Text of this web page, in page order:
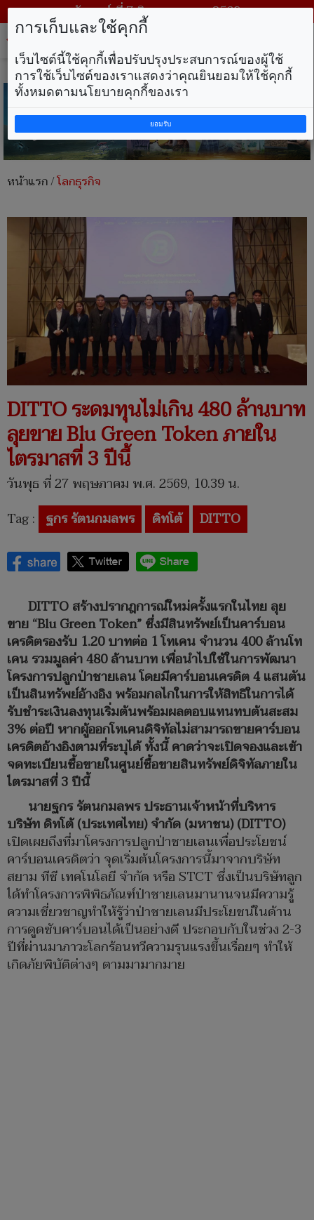
วันศุกร์ ที่ 7 สิงหาคม พ.ศ. 2569
หน้าแรก/โลกธุรกิจ
DITTO ระดมทุนไม่เกิน 480 ล้านบาท
ลุยขาย Blu Green Token ภายใน
ไตรมาสที่ 3 ปีนี้
วันพุธ ที่ 27 พฤษภาคม พ.ศ. 2569, 10.39 น.
Tag : ฐกร รัตนกมลพร ดิทโต้ DITTO
DITTO สร้างปรากฎการณ์ใหม่ครั้งแรกในไทย ลุย
ขาย “Blu Green Token” ซึ่งมีสินทรัพย์เป็นคาร์บอน
เครดิตรองรับ 1.20 บาทต่อ 1 โทเคน จำนวน 400 ล้านโท
เคน รวมมูลค่า 480 ล้านบาท เพื่อนำไปใช้ในการพัฒนา
โครงการปลูกป่าชายเลน โดยมีคาร์บอนเครดิต 4 แสนตัน
เป็นสินทรัพย์อ้างอิง พร้อมกลไกในการให้สิทธิในการได้
รับชำระเงินลงทุนเริ่มต้นพร้อมผลตอบแทนทบต้นสะสม
3% ต่อปี หากผู้ออกโทเคนดิจิทัลไม่สามารถขายคาร์บอน
เครดิตอ้างอิงตามที่ระบุได้ ทั้งนี้ คาดว่าจะเปิดจองและเข้า
จดทะเบียนซื้อขายในศูนย์ซื้อขายสินทรัพย์ดิจิทัลภายใน
ไตรมาสที่ 3 ปีนี้
นายฐกร รัตนกมลพร ประธานเจ้าหน้าที่บริหาร
บริษัท ดิทโต้ (ประเทศไทย) จำกัด (มหาชน) (DITTO)
เปิดเผยถึงที่มาโครงการปลูกป่าชายเลนเพื่อประโยชน์
คาร์บอนเครดิตว่า จุดเริ่มต้นโครงการนี้มาจากบริษัท
สยาม ทีซี เทคโนโลยี จำกัด หรือ STCT ซึ่งเป็นบริษัทลูก
ได้ทำโครงการพิพิธภัณฑ์ป่าชายเลนมานานจนมีความรู้
ความเชี่ยวชาญทำให้รู้ว่าป่าชายเลนมีประโยชน์ในด้าน
การดูดซับคาร์บอนได้เป็นอย่างดี ประกอบกับในช่วง 2-3
ปีที่ผ่านมาภาวะโลกร้อนทวีความรุนแรงขึ้นเรื่อยๆ ทำให้
เกิดภัยพิบัติต่างๆ ตามมามากมาย
การเก็บและใช้คุกกี้
เว็บไซต์นี้ใช้คุกกี้เพื่อปรับปรุงประสบการณ์ของผู้ใช้
การใช้เว็บไซต์ของเราแสดงว่าคุณยินยอมให้ใช้คุกกี้
ทั้งหมดตามนโยบายคุกกี้ของเรา
ยอมรับ